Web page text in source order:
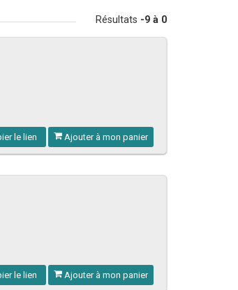
Résultats -9 à 0
le lien Ajouter à mon panier
le lien Ajouter à mon panier